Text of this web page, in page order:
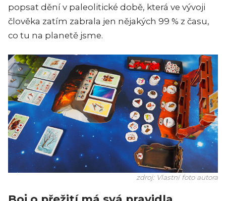
popsat dění v paleolitické době, která ve vývoji
člověka zatím zabrala jen nějakých 99 % z času,
co tu na planetě jsme.
zdroj: Vlastní foto autora